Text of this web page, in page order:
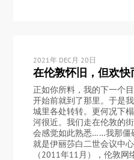
2021年 DEC月 20日
在伦敦怀旧，但欢快
正如你所料，我的下一个
开始前就到了那里。于是
城里各处转转。更何况下
河很近。我们走在伦敦的
会感觉如此熟悉……我那僵
就是伊丽莎白二世会议中
（2011年11月），伦敦